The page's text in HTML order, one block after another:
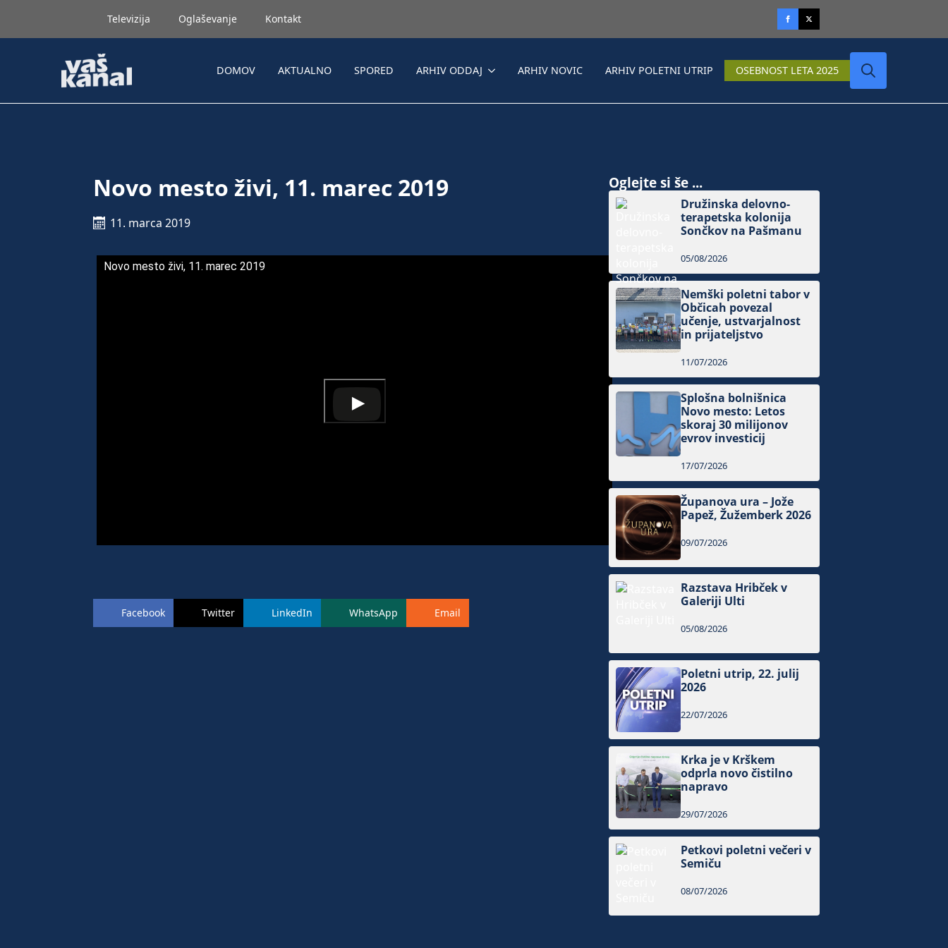
Televizija Oglaševanje Kontakt
DOMOV AKTUALNO SPORED ARHIV ODDAJ ARHIV NOVIC ARHIV POLETNI UTRIP OSEBNOST LETA 2025
Novo mesto živi, 11. marec 2019
11. marca 2019
Novo mesto živi, 11. marec 2019
Facebook Twitter LinkedIn WhatsApp Email
Oglejte si še ...
Družinska delovno-
terapetska kolonija
Sončkov na Pašmanu
05/08/2026
Nemški poletni tabor v
Občicah povezal
učenje, ustvarjalnost
in prijateljstvo
11/07/2026
Splošna bolnišnica
Novo mesto: Letos
skoraj 30 milijonov
evrov investicij
17/07/2026
Županova ura – Jože
Papež, Žužemberk 2026
09/07/2026
Razstava Hribček v
Galeriji Ulti
05/08/2026
Poletni utrip, 22. julij
2026
22/07/2026
Krka je v Krškem
odprla novo čistilno
napravo
29/07/2026
Petkovi poletni večeri v
Semiču
08/07/2026